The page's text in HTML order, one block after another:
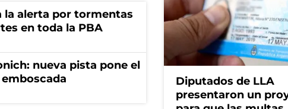
la alerta por tormentas
en toda la PBA
nueva pista pone el
Diputados de LLA
presentaron un